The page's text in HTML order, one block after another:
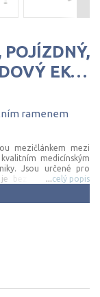
POJÍZDNÝ,
PODTLAKOVÝ ELEKTRODOVÝ EKG SYSTÉM
ramenem
mezičlánkem mezi
medicínským
Jsou určené pro
bezpečné upevnění
jednotka s úrovní
s kapacitou
• vakuová pumpa s
33 × 26,8 × 12 cm •
(zpětný chod) pro
• integrovaná
6× postříbřená EKG
délka 1,3 m
u pojízdného stojanu
• flexibilní rameno
...celý popis